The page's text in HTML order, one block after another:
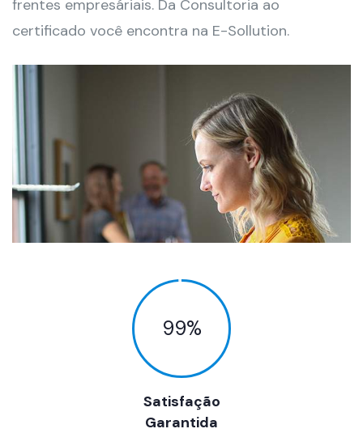
frentes empresáriais. Da Consultoria ao
certificado você encontra na E-Sollution.
99%
Satisfação
Garantida